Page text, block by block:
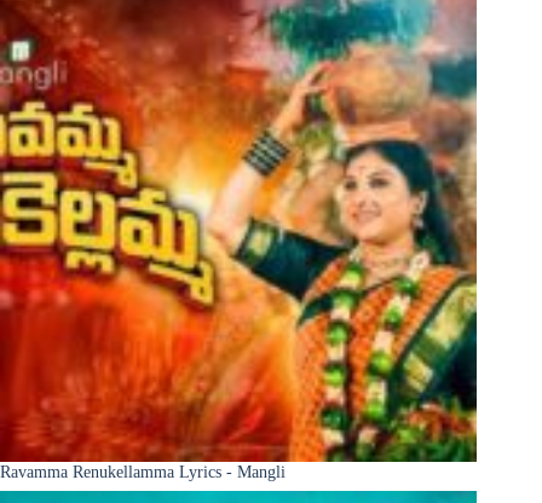
Ravamma Renukellamma Lyrics - Mangli